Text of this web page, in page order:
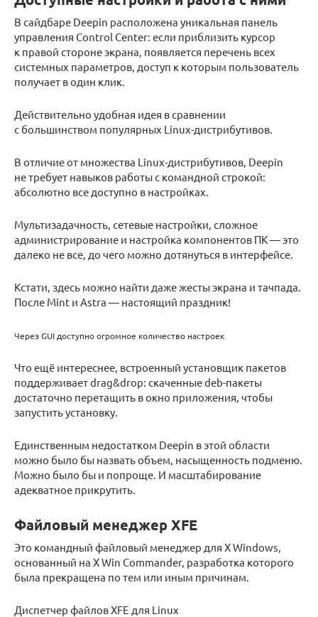
В сайдбаре Deepin расположена уникальная панель
управления Control Center: если приблизить курсор
к правой стороне экрана, появляется перечень всех
системных параметров, доступ к которым пользователь
получает в один клик.
Действительно удобная идея в сравнении
с большинством популярных Linux-дистрибутивов.
В отличие от множества Linux-дистрибутивов, Deepin
не требует навыков работы с командной строкой:
абсолютно все доступно в настройках.
Мультизадачность, сетевые настройки, сложное
администрирование и настройка компонентов ПК — это
далеко не все, до чего можно дотянуться в интерфейсе.
Кстати, здесь можно найти даже жесты экрана и тачпада.
После Mint и Astra — настоящий праздник!
Через GUI доступно огромное количество настроек
Что ещё интереснее, встроенный установщик пакетов
поддерживает drag&drop: скаченные deb-пакеты
достаточно перетащить в окно приложения, чтобы
запустить установку.
Единственным недостатком Deepin в этой области
можно было бы назвать объем, насыщенность подменю.
Можно было бы и попроще. И масштабирование
адекватное прикрутить.
Файловый менеджер XFE
Это командный файловый менеджер для X Windows,
основанный на X Win Commander, разработка которого
была прекращена по тем или иным причинам.
Диспетчер файлов XFE для Linux